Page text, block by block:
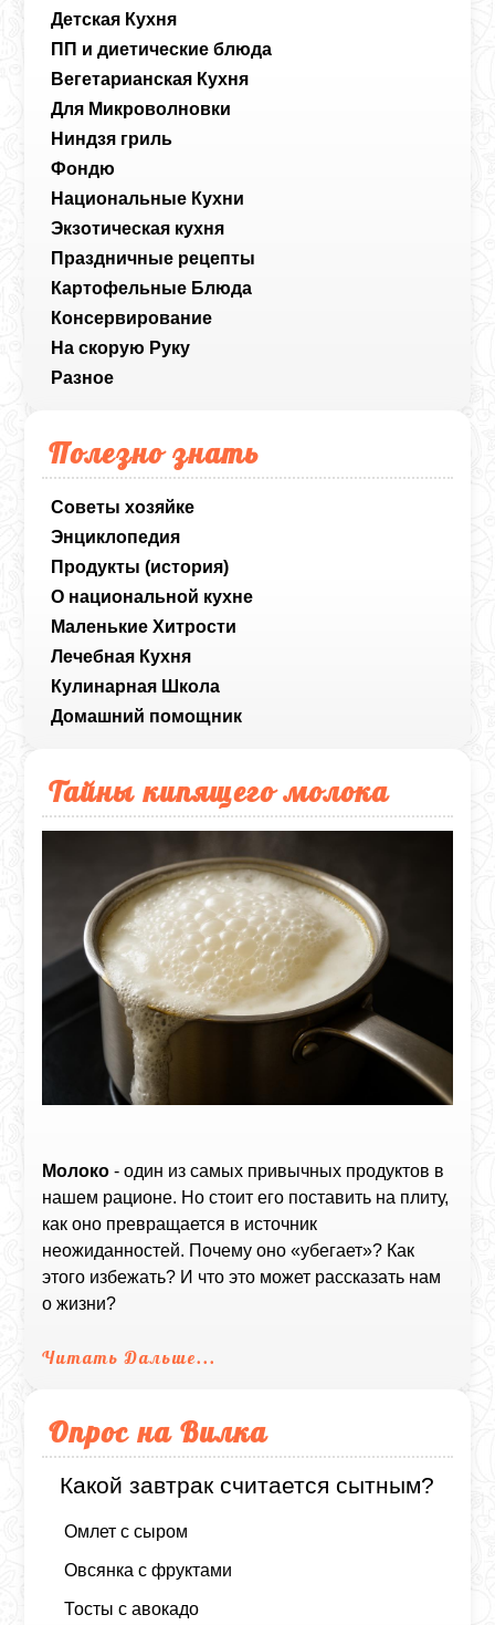
Детская Кухня
ПП и диетические блюда
Вегетарианская Кухня
Для Микроволновки
Ниндзя гриль
Фондю
Национальные Кухни
Экзотическая кухня
Праздничные рецепты
Картофельные Блюда
Консервирование
На скорую Руку
Разное
Полезно знать
Советы хозяйке
Энциклопедия
Продукты (история)
О национальной кухне
Маленькие Хитрости
Лечебная Кухня
Кулинарная Школа
Домашний помощник
Тайны кипящего молока
Молоко - один из самых привычных продуктов в
нашем рационе. Но стоит его поставить на плиту,
как оно превращается в источник
неожиданностей. Почему оно «убегает»? Как
этого избежать? И что это может рассказать нам
о жизни?
Читать Дальше...
Опрос на Вилка
Какой завтрак считается сытным?
Омлет с сыром
Овсянка с фруктами
Тосты с авокадо